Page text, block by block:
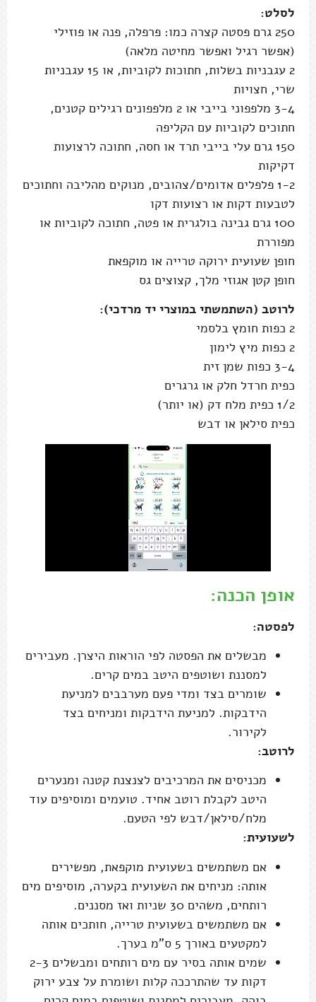
לסלט:
250 גרם פסטה קצרה כמו: פרפלה, פנה או פוזילי
(אפשר רגיל ואפשר מחיטה מלאה)
2 עגבניות בשלות, חתוכות לקוביות, או 15 עגבניות
שרי, חצויות
3-4 מלפפוני בייבי או 2 מלפפונים רגילים קטנים,
חתוכים לקוביות עם הקליפה
150 גרם עלי בייבי תרד או חסה, חתוכה לרצועות
דקיקות
1-2 פלפלים אדומים/צהובים, מנוקים מהליבה וחתוכים
לטבעות דקות או רצועות דקו
100 גרם גבינה בולגרית או פטה, חתוכה לקוביות או
מפוררת
חופן שעועית ירוקה טרייה או מוקפאת
חופן קטן אגוזי מלך, קצוצים גס
לרוטב (השתמשתי במוצרי יד מרדכי):
2 כפות חומץ בלסמי
2 כפות מיץ לימון
3-4 כפות שמן זית
כפית חרדל חלק או גרגרים
1/2 כפית מלח דק (או יותר)
כפית סילאן או דבש
אופן הכנה:
לפסטה:
מבשלים את הפסטה לפי הוראות היצרן. מעבירים
למסננת ושוטפים היטב במים קרים.
שומרים בצד ומדי פעם מערבבים למניעת
הידבקות. למניעת הידבקות ומניחים בצד
לקירור.
לרוטב:
מכניסים את המרכיבים לצנצנת קטנה ומנערים
היטב לקבלת רוטב אחיד. טועמים ומוסיפים עוד
מלח/סילאן/דבש לפי הטעם.
לשעועית:
אם משתמשים בשעועית מוקפאת, מפשירים
אותה: מניחים את השעועית בקערה, מוסיפים מים
רותחים, משהים 30 שניות ואז מסננים.
אם משתמשים בשעועית טרייה, חותכים אותה
למקטעים באורך 5 ס"מ בערך.
שמים אותה בסיר עם מים רותחים ומבשלים 2-3
דקות עד שהתרככה קלות ושומרת על צבע ירוק